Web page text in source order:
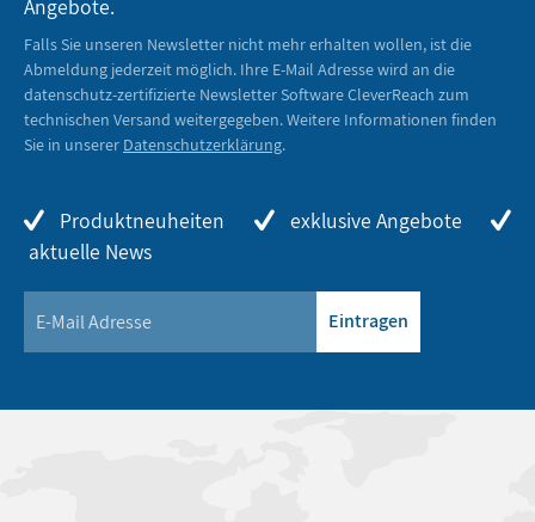
Angebote.
Falls Sie unseren Newsletter nicht mehr erhalten wollen, ist die
Abmeldung jederzeit möglich. Ihre E-Mail Adresse wird an die
datenschutz-zertifizierte Newsletter Software CleverReach zum
technischen Versand weitergegeben. Weitere Informationen finden
Sie in unserer Datenschutzerklärung.
Produktneuheiten
exklusive Angebote
aktuelle News
Eintragen